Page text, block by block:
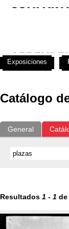
Catálogo
General
Resultados 1 - 1 de
Exposiciones